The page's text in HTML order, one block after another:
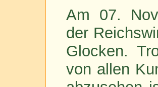
Am 07.
der
Glocken.
von allen